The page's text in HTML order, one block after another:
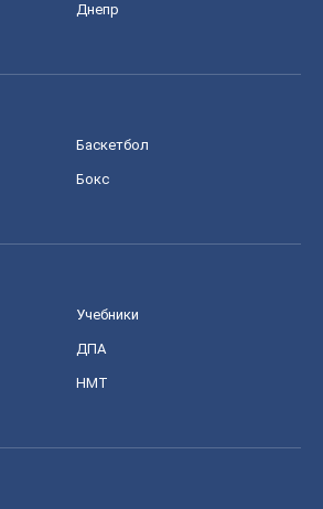
Днепр
Баскетбол
Бокс
Учебники
ДПА
НМТ